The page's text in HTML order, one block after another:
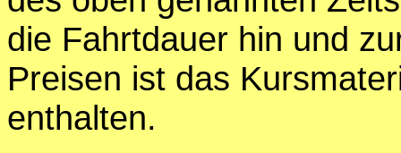
die Fahrtdauer hin und
Preisen ist das
enthalten.